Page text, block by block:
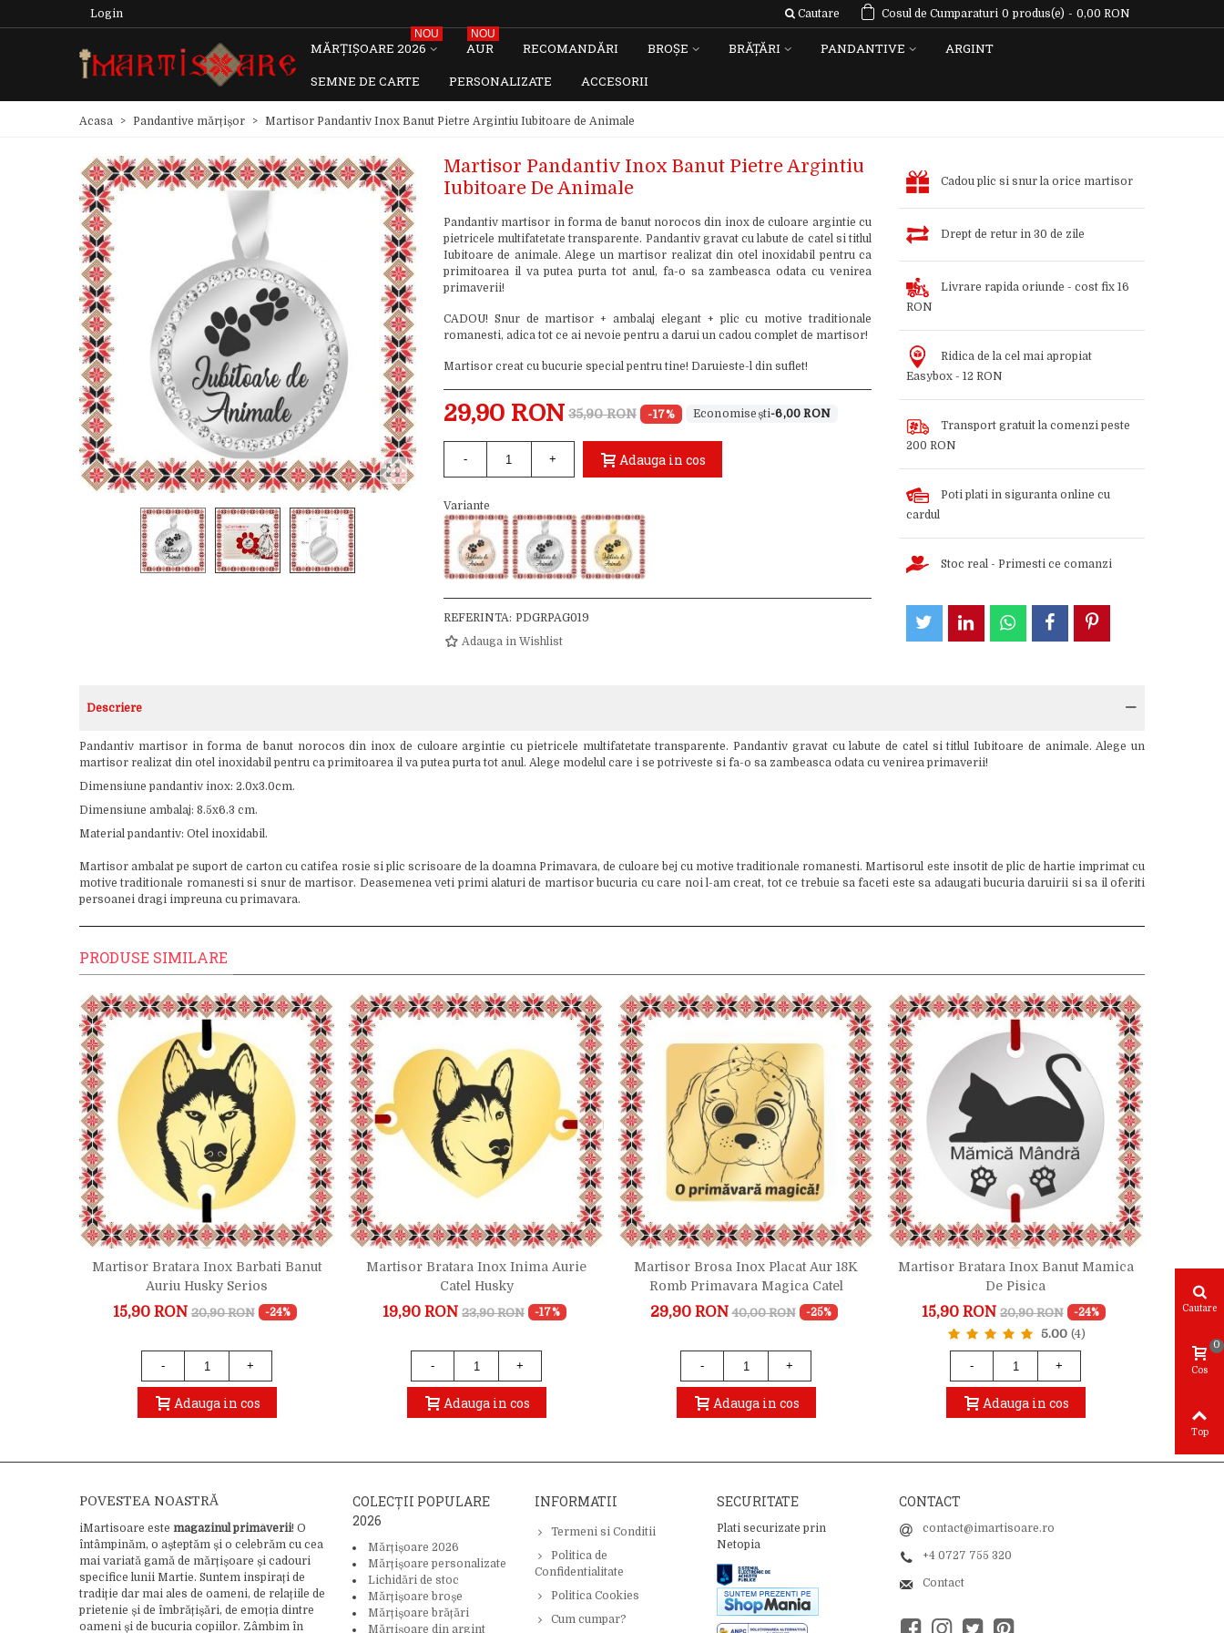
Login Cautare Cosul de Cumparaturi 0 produs(e) - 0,00 RON
MĂRȚIȘOARE 2026
NOU
AUR
NOU
RECOMANDĂRI BROȘE BRĂȚĂRI PANDANTIVE
ARGINT
SEMNE DE CARTE
PERSONALIZATE ACCESORII
Acasa > Pandantive mărțișor > Martisor Pandantiv Inox Banut Pietre Argintiu Iubitoare de Animale
Martisor Pandantiv Inox Banut Pietre Argintiu
Iubitoare De Animale
Pandantiv martisor in forma de banut norocos din inox de culoare argintie cu
pietricele multifatetate transparente. Pandantiv gravat cu labute de catel si titlul
Iubitoare de animale. Alege un martisor realizat din otel inoxidabil pentru ca
primitoarea il va putea purta tot anul, fa-o sa zambeasca odata cu venirea
primaverii!
CADOU! Snur de martisor + ambalaj elegant + plic cu motive traditionale
romanesti, adica tot ce ai nevoie pentru a darui un cadou complet de martisor!
Martisor creat cu bucurie special pentru tine! Daruieste-l din suflet!
29,90 RON 35,90 RON -17% -6,00 RON
- + Adauga in cos
Variante
REFERINTA: PDGRPAG019
Adauga in Wishlist
Cadou plic si snur la orice martisor
Drept de retur in 30 de zile
Livrare rapida oriunde - cost fix 16
RON
Ridica de la cel mai apropiat
Easybox - 12 RON
Transport gratuit la comenzi peste
200 RON
Poti plati in siguranta online cu
cardul
Stoc real - Primesti ce comanzi
Descriere
Pandantiv martisor in forma de banut norocos din inox de culoare argintie cu pietricele multifatetate transparente. Pandantiv gravat cu labute de catel si titlul Iubitoare de animale. Alege un
martisor realizat din otel inoxidabil pentru ca primitoarea il va putea purta tot anul. Alege modelul care i se potriveste si fa-o sa zambeasca odata cu venirea primaverii!
Dimensiune pandantiv inox: 2.0x3.0cm.
Dimensiune ambalaj: 8.5x6.3 cm.
Material pandantiv: Otel inoxidabil.
Martisor ambalat pe suport de carton cu catifea rosie si plic scrisoare de la doamna Primavara, de culoare bej cu motive traditionale romanesti. Martisorul este insotit de plic de hartie imprimat cu
motive traditionale romanesti si snur de martisor. Deasemenea veti primi alaturi de martisor bucuria cu care noi l-am creat, tot ce trebuie sa faceti este sa adaugati bucuria daruirii si sa il oferiti
persoanei dragi impreuna cu primavara.
PRODUSE SIMILARE
Martisor Bratara Inox Barbati Banut
Auriu Husky Serios
15,90 RON 20,90 RON -24%
- +
Adauga in cos
Martisor Bratara Inox Inima Aurie
Catel Husky
19,90 RON 23,90 RON -17%
- +
Adauga in cos
Martisor Brosa Inox Placat Aur 18K
Romb Primavara Magica Catel
29,90 RON 40,00 RON -25%
- +
Adauga in cos
Martisor Bratara Inox Banut Mamica
De Pisica
15,90 RON 20,90 RON -24%
5.00 (4)
- +
Adauga in cos
POVESTEA NOASTRĂ
iMartisoare este magazinul primăverii! O
întâmpinăm, o așteptăm și o celebrăm cu cea
mai variată gamă de mărțișoare și cadouri
specifice lunii Martie. Suntem inspirați de
tradiție dar mai ales de oameni, de relațiile de
prietenie și de îmbrățișări, de emoția dintre
oameni și de bucuria copiilor. Zâmbim în
COLECȚII POPULARE
2026
Mărțișoare 2026
Mărțișoare personalizate
Lichidări de stoc
Mărțișoare broșe
Mărțișoare brățări
Mărțișoare din argint
INFORMATII
Termeni si Conditii
Politica de
Confidentialitate
Politica Cookies
Cum cumpar?
SECURITATE
Plati securizate prin
Netopia
CONTACT
contact@imartisoare.ro
+4 0727 755 320
Contact
Cautare
Cos
0
Top